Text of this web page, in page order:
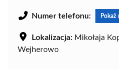
Numer telefonu: Pokaż
Lokalizacja: Mikołaja
Wejherowo